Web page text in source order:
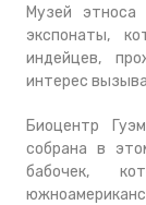
Музей
экспонаты,
индейцев,
интерес
Биоцентр
собрана в
бабочек,